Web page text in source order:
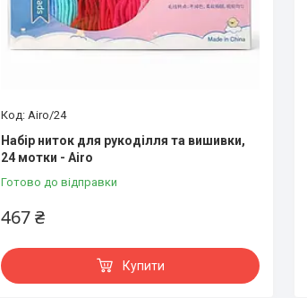
Airo/24
Набір ниток для рукоділля та вишивки,
24 мотки - Airo
Готово до відправки
467 ₴
Купити